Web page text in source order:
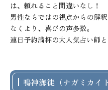
は、頼れること間違いなし！
男性ならではの視点からの解
なくより、喜びの声多数。
連日予約満杯の大人気占い師
鳴神海徒（ナガミカイ